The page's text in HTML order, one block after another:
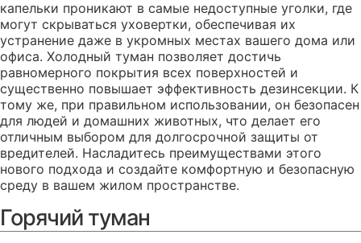
капельки проникают в самые недоступные уголки, где
могут скрываться уховертки, обеспечивая их
устранение даже в укромных местах вашего дома или
офиса. Холодный туман позволяет достичь
равномерного покрытия всех поверхностей и
существенно повышает эффективность дезинсекции. К
тому же, при правильном использовании, он безопасен
для людей и домашних животных, что делает его
отличным выбором для долгосрочной защиты от
вредителей. Насладитесь преимуществами этого
нового подхода и создайте комфортную и безопасную
среду в вашем жилом пространстве.
Горячий туман